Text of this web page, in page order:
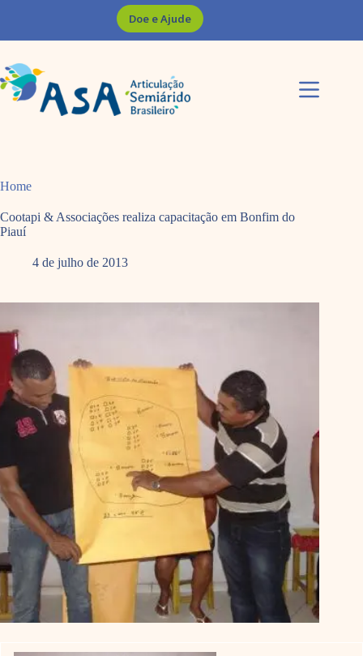
Doe e Ajude
Home
Cootapi & Associações realiza capacitação em Bonfim do
Piauí
4 de julho de 2013